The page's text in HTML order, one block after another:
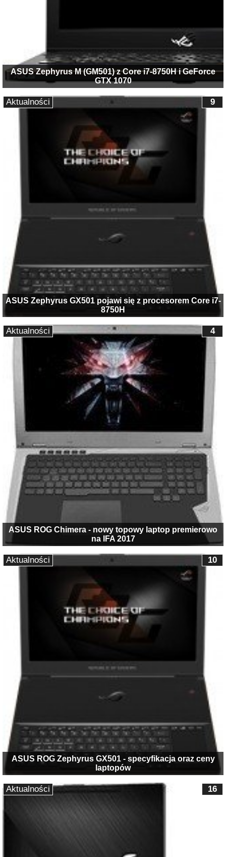
ASUS Zephyrus M (GM501) z Core i7-8750H i GeForce
GTX 1070
ASUS Zephyrus GX501 pojawi się z procesorem Core i7-
8750H
9
Aktualności
ASUS ROG Chimera - nowy topowy laptop premierowo
na IFA 2017
4
Aktualności
ASUS ROG Zephyrus GX501 - specyfikacja oraz ceny
laptopów
10
Aktualności
16
Aktualności